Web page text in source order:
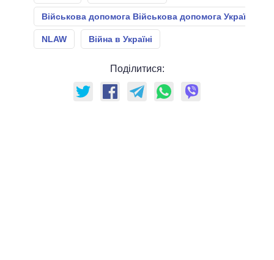
Військова допомога Військова допомога Україні
NLAW Війна в Україні
Поділитися: